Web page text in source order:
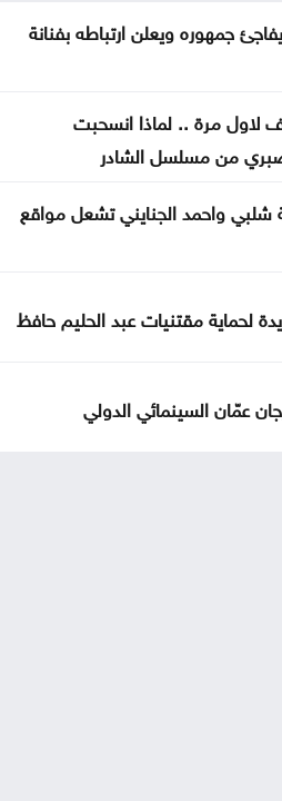
جمهوره ويعلن ارتباطه بفنانة
لاول مرة .. لماذا انسحبت
من مسلسل الشادر
شلبي واحمد الجنايني تشعل مواقع
لحماية مقتنيات عبد الحليم حافظ
عمّان السينمائي الدولي